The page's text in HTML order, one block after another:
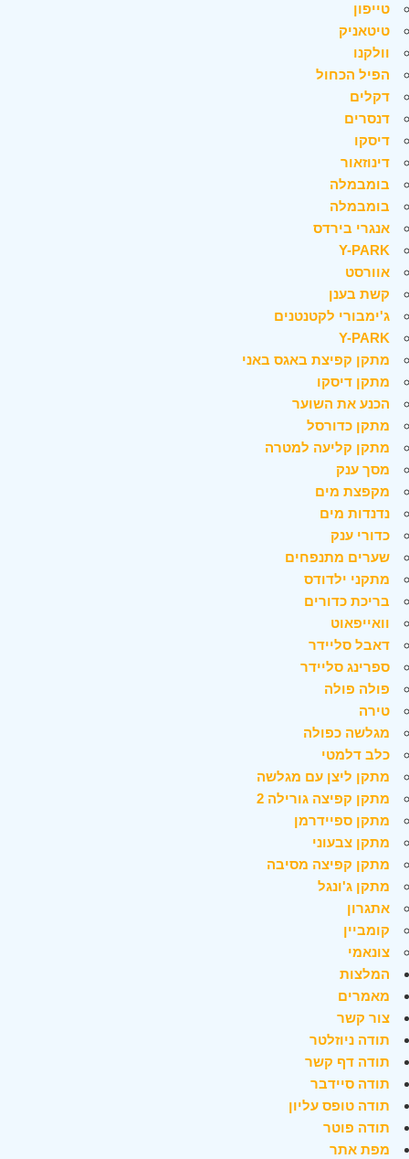
טייפון
טיטאניק
וולקנו
הפיל הכחול
דקלים
דנסרים
דיסקו
דינוזאור
בומבמלה
בומבמלה
אנגרי בירדס
Y-PARK
אוורסט
קשת בענן
ג'ימבורי לקטנטנים
Y-PARK
מתקן קפיצת באגס באני
מתקן דיסקו
הכנע את השוער
מתקן כדורסל
מתקן קליעה למטרה
מסך ענק
מקפצת מים
נדנדות מים
כדורי ענק
שערים מתנפחים
מתקני ילדודס
בריכת כדורים
וואייפאוט
דאבל סליידר
ספרינג סליידר
פולה פולה
טירה
מגלשה כפולה
כלב דלמטי
מתקן ליצן עם מגלשה
מתקן קפיצה גורילה 2
מתקן ספיידרמן
מתקן צבעוני
מתקן קפיצה מסיבה
מתקן ג'ונגל
אתגרון
קומביין
צונאמי
המלצות
מאמרים
צור קשר
תודה ניוזלטר
תודה דף קשר
תודה סיידבר
תודה טופס עליון
תודה פוטר
מפת אתר